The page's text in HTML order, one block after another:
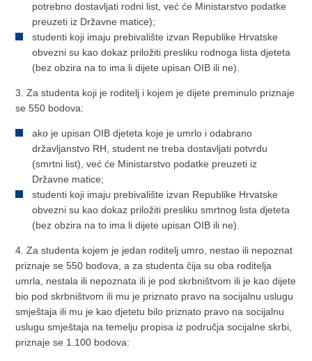
potrebno dostavljati rodni list, već će Ministarstvo podatke
preuzeti iz Državne matice);
studenti koji imaju prebivalište izvan Republike Hrvatske
obvezni su kao dokaz priložiti presliku rodnoga lista djeteta
(bez obzira na to ima li dijete upisan OIB ili ne).
3. Za studenta koji je roditelj i kojem je dijete preminulo priznaje
se 550 bodova:
ako je upisan OIB djeteta koje je umrlo i odabrano
državljanstvo RH, student ne treba dostavljati potvrdu
(smrtni list), već će Ministarstvo podatke preuzeti iz
Državne matice;
studenti koji imaju prebivalište izvan Republike Hrvatske
obvezni su kao dokaz priložiti presliku smrtnog lista djeteta
(bez obzira na to ima li dijete upisan OIB ili ne).
4. Za studenta kojem je jedan roditelj umro, nestao ili nepoznat
priznaje se 550 bodova, a za studenta čija su oba roditelja
umrla, nestala ili nepoznata ili je pod skrbništvom ili je kao dijete
bio pod skrbništvom ili mu je priznato pravo na socijalnu uslugu
smještaja ili mu je kao djetetu bilo priznato pravo na socijalnu
uslugu smještaja na temelju propisa iz područja socijalne skrbi,
priznaje se 1.100 bodova: